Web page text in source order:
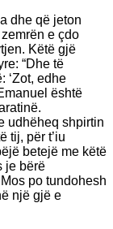
dhe që jeton
e çdo
Këtë gjë
“Dhe të
‘Zot, edhe
është
udhëheq shpirtin
tij, për t’iu
betejë me këtë
je bërë
po tundohesh
një gjë e